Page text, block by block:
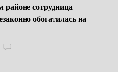
сотрудница
обогатилась на